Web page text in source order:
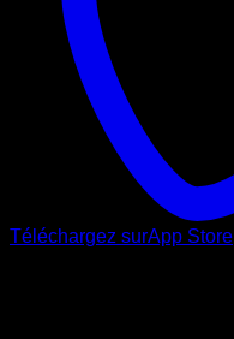
Téléchargez surApp Store